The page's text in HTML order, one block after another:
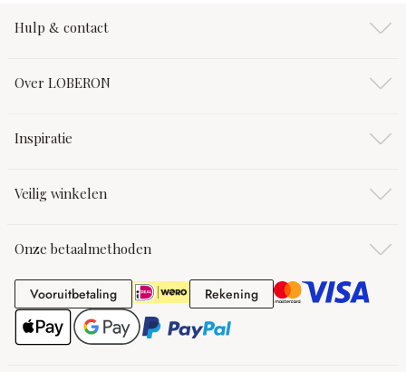
Hulp & contact
Over LOBERON
Inspiratie
Veilig winkelen
Onze betaalmethoden
VooruitbetalingVooruitbetaling RekeningRekening